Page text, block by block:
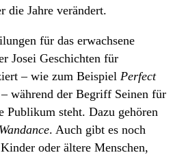
die Jahre verändert.
für das erwachsene
Josei Geschichten für
– wie zum Beispiel Perfect
während der Begriff Seinen für
Publikum steht. Dazu gehören
Wandance. Auch gibt es noch
oder ältere Menschen,